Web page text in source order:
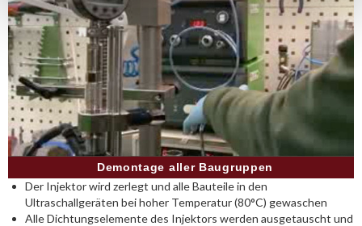
Demontage aller Baugruppen
Der Injektor wird zerlegt und alle Bauteile in den
Ultraschallgeräten bei hoher Temperatur (80°C) gewaschen
Alle Dichtungselemente des Injektors werden ausgetauscht und